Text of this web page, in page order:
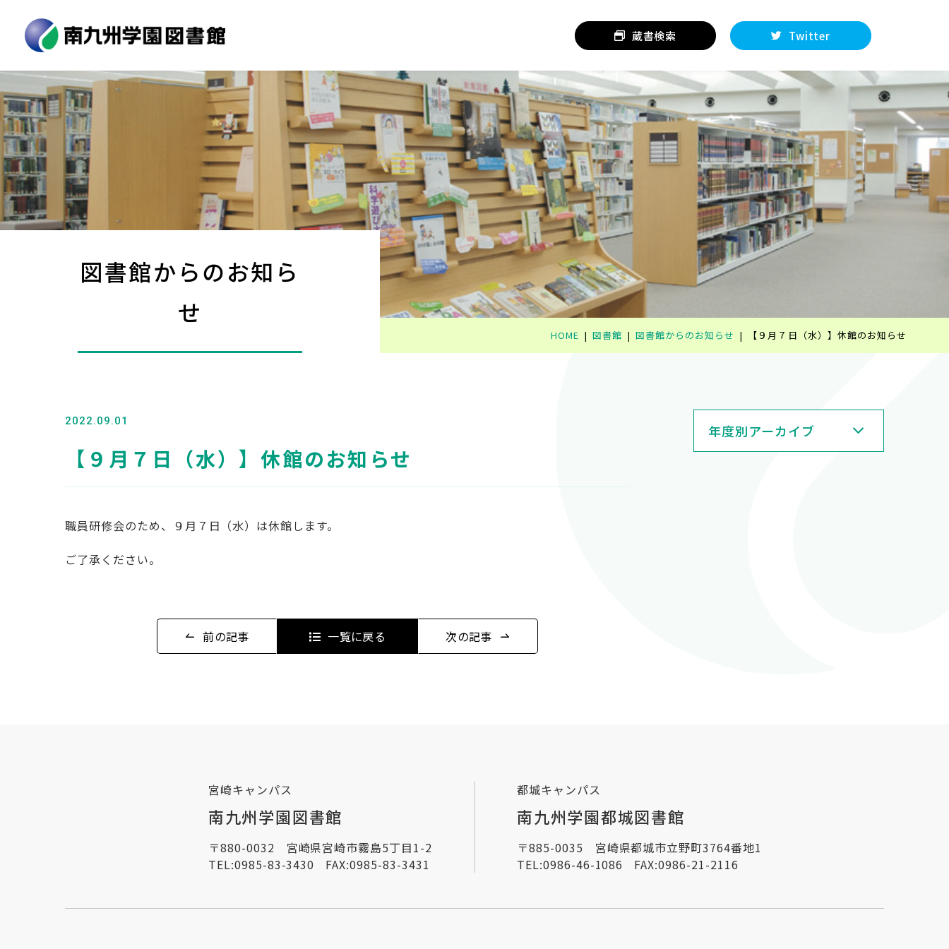
蔵書検索 Twitter
図書館からのお知ら
せ
HOME 図書館 図書館からのお知らせ 【９月７日（水）】休館のお知らせ
2022.09.01
【９月７日（水）】休館のお知らせ
職員研修会のため、９月７日（水）は休館します。
ご了承ください。
前の記事 一覧に戻る 次の記事
年度別アーカイブ
宮崎キャンパス
南九州学園図書館
〒880-0032 宮崎県宮崎市霧島5丁目1-2
TEL:0985-83-3430 FAX:0985-83-3431
都城キャンパス
南九州学園都城図書館
〒885-0035 宮崎県都城市立野町3764番地1
TEL:0986-46-1086 FAX:0986-21-2116